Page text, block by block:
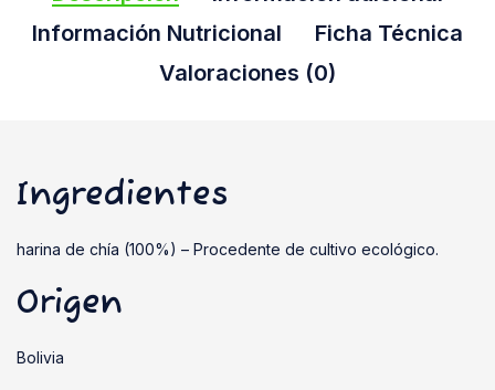
Información Nutricional
Ficha Técnica
Valoraciones (0)
Ingredientes
harina de chía (100%) – Procedente de cultivo ecológico.
Origen
Bolivia